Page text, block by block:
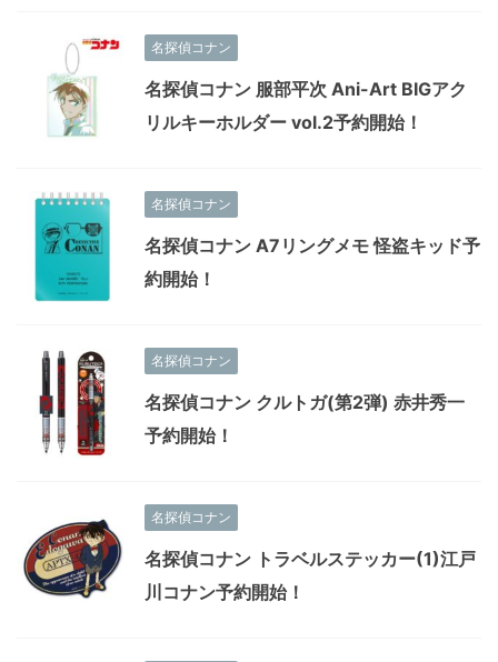
名探偵コナン
名探偵コナン 服部平次 Ani-Art BIGアク
リルキーホルダー vol.2予約開始！
名探偵コナン
名探偵コナン A7リングメモ 怪盗キッド予
約開始！
名探偵コナン
名探偵コナン クルトガ(第2弾) 赤井秀一
予約開始！
名探偵コナン
名探偵コナン トラベルステッカー(1)江戸
川コナン予約開始！